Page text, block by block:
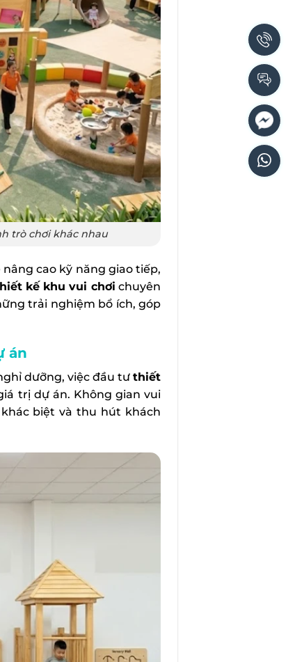
trò chơi khác nhau
cao kỹ năng giao tiếp,
kế khu vui chơi chuyên
trải nghiệm bổ ích, góp
án
dưỡng, việc đầu tư thiết
trị dự án. Không gian vui
biệt và thu hút khách